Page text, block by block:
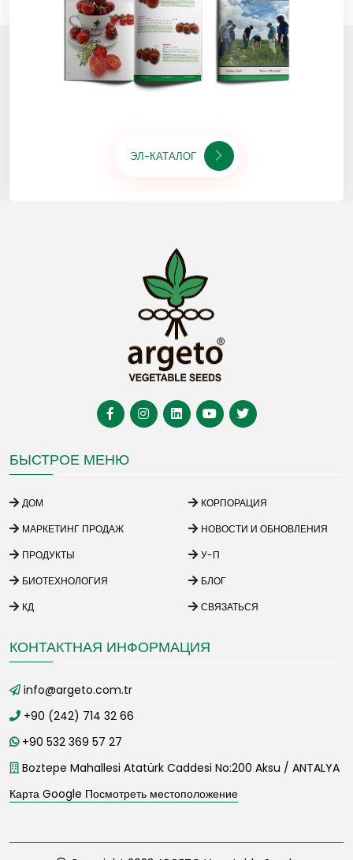
ЭЛ-КАТАЛОГ
БЫСТРОЕ МЕНЮ
ДОМ
КОРПОРАЦИЯ
МАРКЕТИНГ ПРОДАЖ
НОВОСТИ И ОБНОВЛЕНИЯ
ПРОДУКТЫ
У-П
БИОТЕХНОЛОГИЯ
БЛОГ
КД
СВЯЗАТЬСЯ
КОНТАКТНАЯ ИНФОРМАЦИЯ
info@argeto.com.tr
+90 (242) 714 32 66
+90 532 369 57 27
Boztepe Mahallesi Atatürk Caddesi No:200 Aksu / ANTALYA
Карта Google Посмотреть местоположение